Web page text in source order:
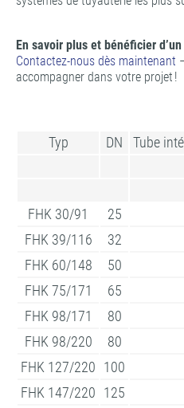
En savoir plus et bénéficier
Contactez-nous dès maintenant
accompagner dans votre projet !
Typ DN Tube
FHK 30/91
25
FHK 39/116
32
FHK 60/148
50
FHK 75/171
65
FHK 98/171
80
FHK 98/220
80
FHK 127/220 100
FHK 147/220 125